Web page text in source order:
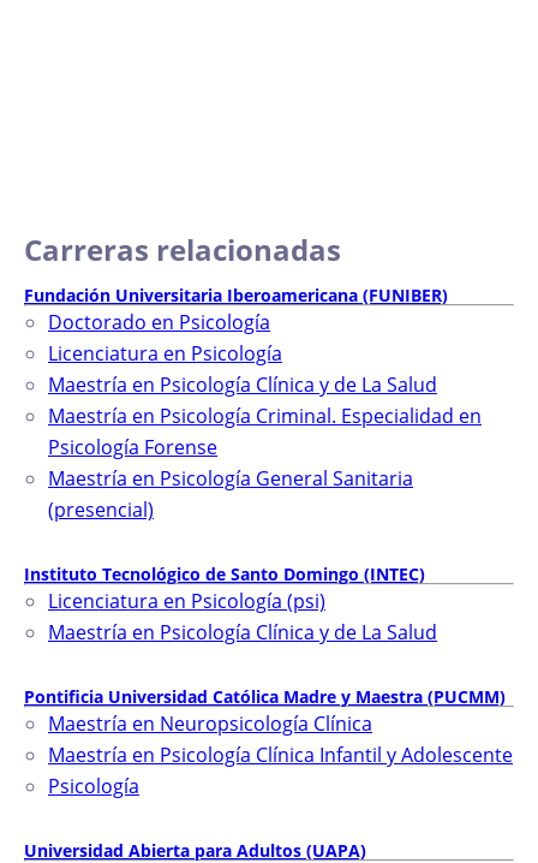
Carreras relacionadas
Fundación Universitaria Iberoamericana (FUNIBER)
Doctorado en Psicología
Licenciatura en Psicología
Maestría en Psicología Clínica y de La Salud
Maestría en Psicología Criminal. Especialidad en
Psicología Forense
Maestría en Psicología General Sanitaria
(presencial)
Instituto Tecnológico de Santo Domingo (INTEC)
Licenciatura en Psicología (psi)
Maestría en Psicología Clínica y de La Salud
Pontificia Universidad Católica Madre y Maestra (PUCMM)
Maestría en Neuropsicología Clínica
Maestría en Psicología Clínica Infantil y Adolescente
Psicología
Universidad Abierta para Adultos (UAPA)